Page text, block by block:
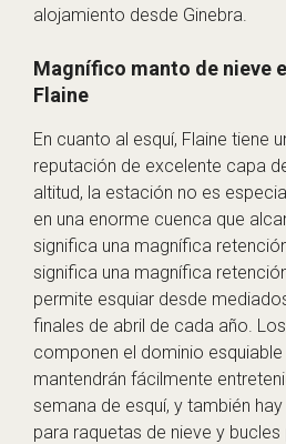
alojamiento desde Ginebra.
Magnífico manto de nieve
Flaine
En cuanto al esquí, Flaine tiene
reputación de excelente capa
altitud, la estación no es
en una enorme cuenca que
significa una magnífica
significa una magnífica
permite esquiar desde
finales de abril de cada año.
componen el dominio
mantendrán fácilmente
semana de esquí, y también
para raquetas de nieve y